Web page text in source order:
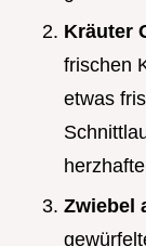
Kräuter
frischen
etwas
Zwiebel